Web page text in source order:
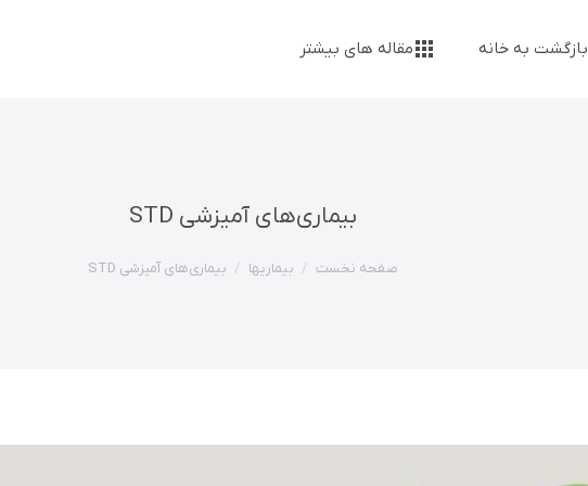
بازگشت به خانه مقاله های بیشتر
بیماری‌های آمیزشی STD
مکان شما:
صفحه نخست بیماریها بیماری‌های آمیزشی STD